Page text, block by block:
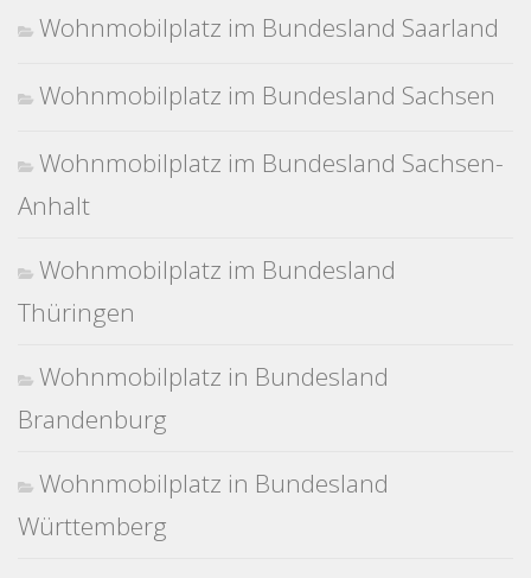
Wohnmobilplatz im Bundesland Saarland
Wohnmobilplatz im Bundesland Sachsen
Wohnmobilplatz im Bundesland Sachsen-
Anhalt
Wohnmobilplatz im Bundesland
Thüringen
Wohnmobilplatz in Bundesland
Brandenburg
Wohnmobilplatz in Bundesland
Württemberg